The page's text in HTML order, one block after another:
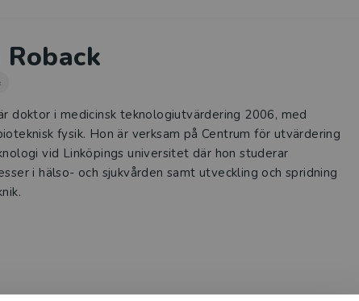
doktor i medicinsk teknologiutvärdering 2006, med
fysik. Hon är verksam på Centrum för utvärdering
vid Linköpings universitet där hon studerar
i hälso- och sjukvården samt utveckling och spridning